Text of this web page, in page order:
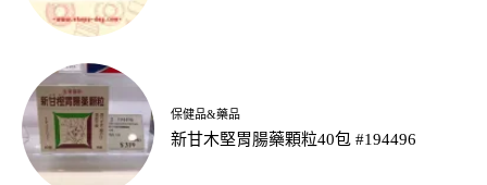
保健品&藥品
新甘木堅胃腸藥顆粒40包 #194496